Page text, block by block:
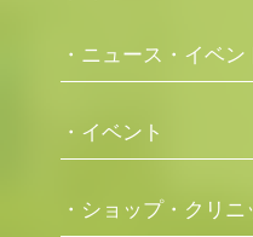
・ニュース・イベン
・イベント
・ショップ・クリニ